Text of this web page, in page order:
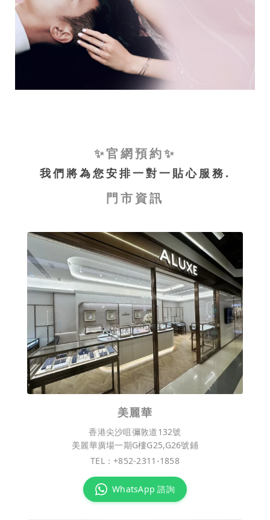
✨官網預約✨
我們將為您安排一對一貼心服務.
門市資訊
美麗華
香港尖沙咀彌敦道132號
美麗華廣場一期G樓G25,G26號鋪
TEL：+852-2311-1858
WhatsApp 諮詢